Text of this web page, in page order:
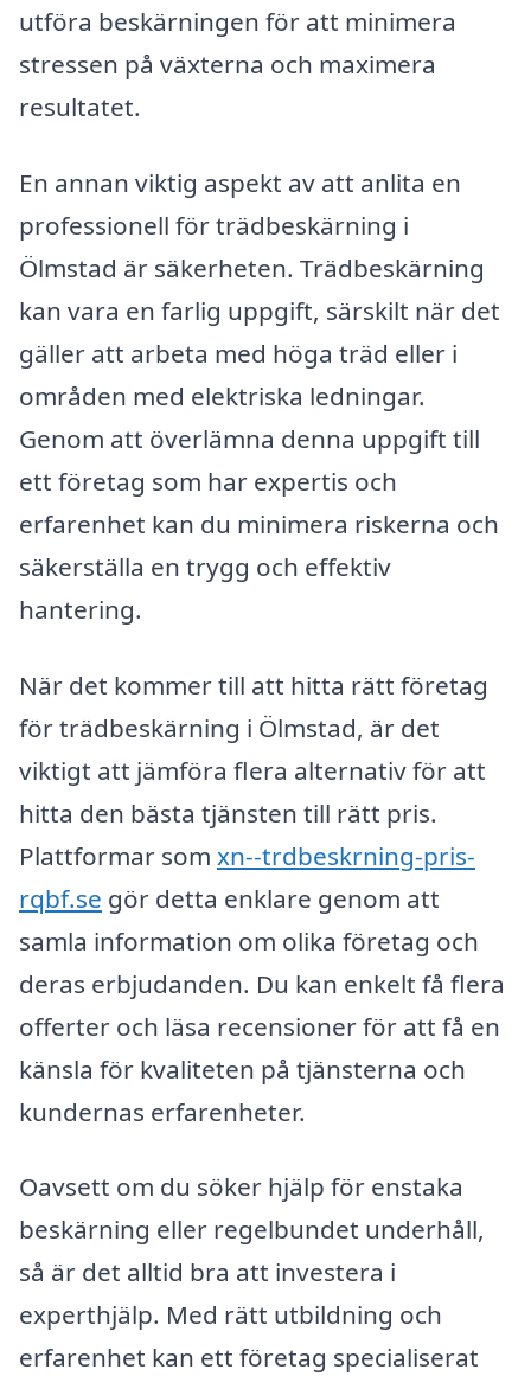
utföra beskärningen för att minimera
stressen på växterna och maximera
resultatet.
En annan viktig aspekt av att anlita en
professionell för trädbeskärning i
Ölmstad är säkerheten. Trädbeskärning
kan vara en farlig uppgift, särskilt när det
gäller att arbeta med höga träd eller i
områden med elektriska ledningar.
Genom att överlämna denna uppgift till
ett företag som har expertis och
erfarenhet kan du minimera riskerna och
säkerställa en trygg och effektiv
hantering.
När det kommer till att hitta rätt företag
för trädbeskärning i Ölmstad, är det
viktigt att jämföra flera alternativ för att
hitta den bästa tjänsten till rätt pris.
Plattformar som xn--trdbeskrning-pris-
rqbf.se gör detta enklare genom att
samla information om olika företag och
deras erbjudanden. Du kan enkelt få flera
offerter och läsa recensioner för att få en
känsla för kvaliteten på tjänsterna och
kundernas erfarenheter.
Oavsett om du söker hjälp för enstaka
beskärning eller regelbundet underhåll,
så är det alltid bra att investera i
experthjälp. Med rätt utbildning och
erfarenhet kan ett företag specialiserat